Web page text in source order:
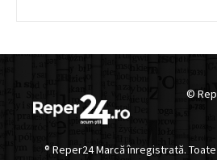
©
® Reper24 Marcă înregistrată.